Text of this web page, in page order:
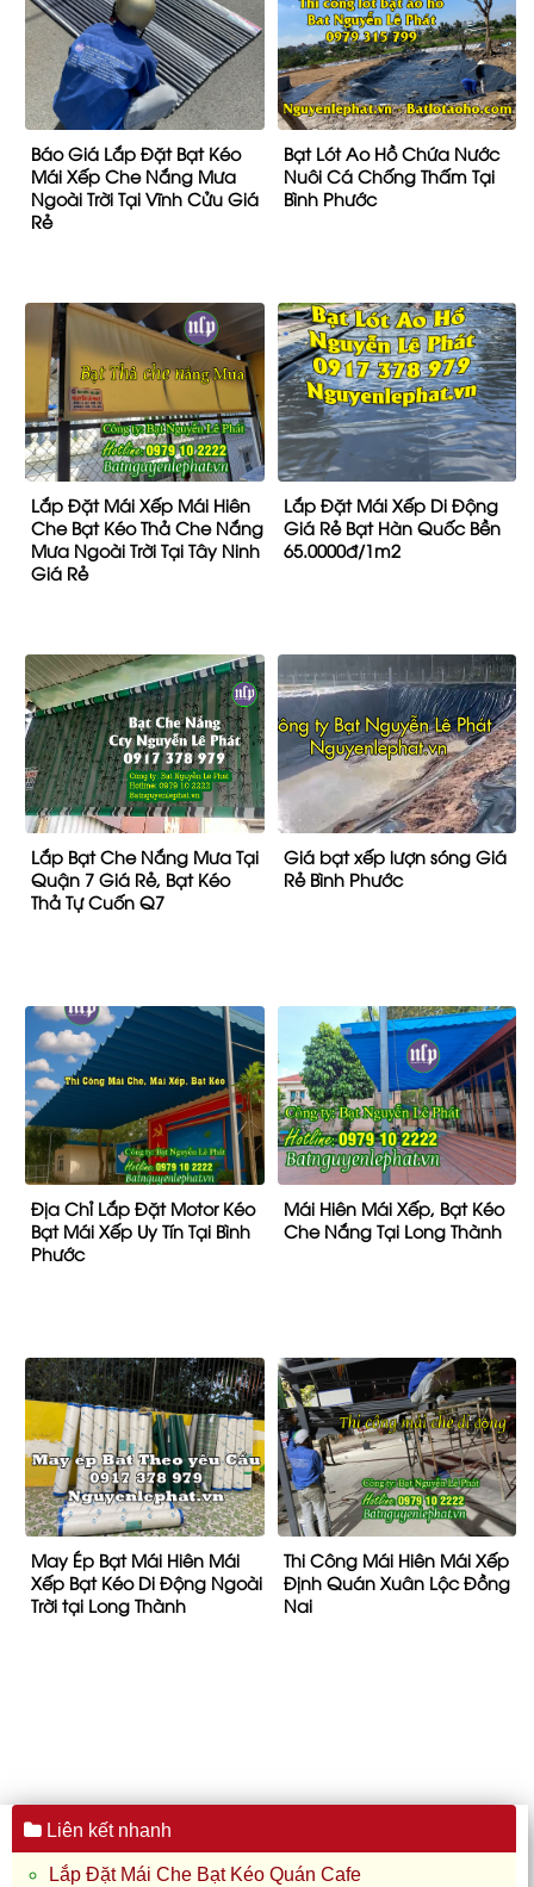
Báo Giá Lắp Đặt Bạt Kéo
Mái Xếp Che Nắng Mưa
Ngoài Trời Tại Vĩnh Cửu Giá
Rẻ
Bạt Lót Ao Hồ Chứa Nước
Nuôi Cá Chống Thấm Tại
Bình Phước
Lắp Đặt Mái Xếp Mái Hiên
Che Bạt Kéo Thả Che Nắng
Mưa Ngoài Trời Tại Tây Ninh
Giá Rẻ
Lắp Đặt Mái Xếp Di Động
Giá Rẻ Bạt Hàn Quốc Bền
65.0000đ/1m2
Lắp Bạt Che Nắng Mưa Tại
Quận 7 Giá Rẻ, Bạt Kéo
Thả Tự Cuốn Q7
Giá bạt xếp lượn sóng Giá
Rẻ Bình Phước
Địa Chỉ Lắp Đặt Motor Kéo
Bạt Mái Xếp Uy Tín Tại Bình
Phước
Mái Hiên Mái Xếp, Bạt Kéo
Che Nắng Tại Long Thành
May Ép Bạt Mái Hiên Mái
Xếp Bạt Kéo Di Động Ngoài
Trời tại Long Thành
Thi Công Mái Hiên Mái Xếp
Định Quán Xuân Lộc Đồng
Nai
Liên kết nhanh
Lắp Đặt Mái Che Bạt Kéo Quán Cafe